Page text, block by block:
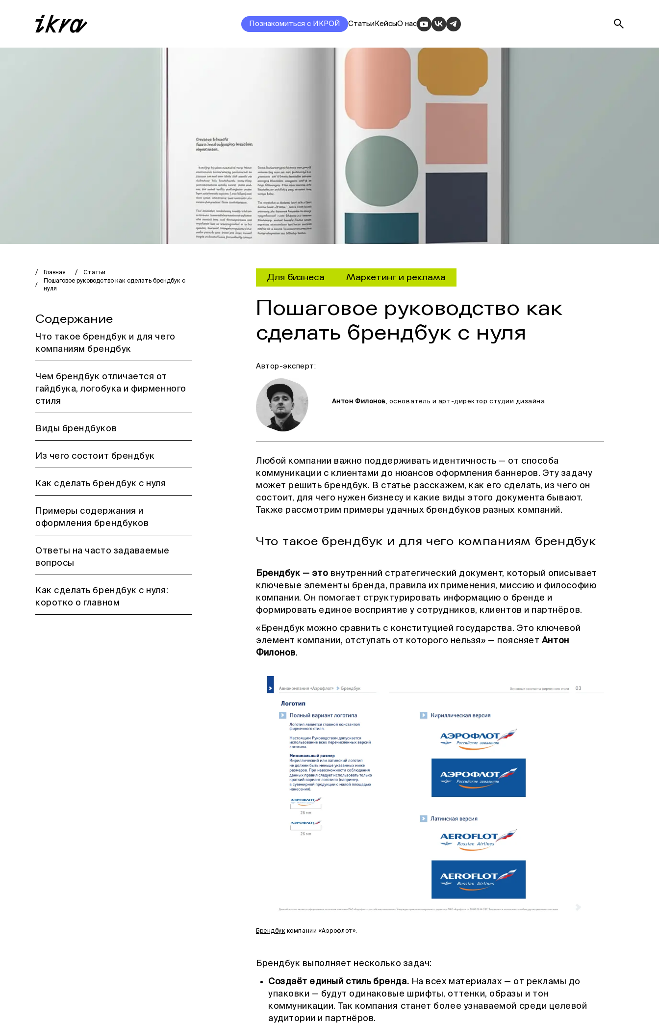
Познакомиться с ИКРОЙ СтатьиКейсыО нас
Главная
Статьи
Пошаговое руководство как сделать брендбук с
нуля
Содержание
Что такое брендбук и для чего
компаниям брендбук
Чем брендбук отличается от
гайдбука, логобука и фирменного
стиля
Виды брендбуков
Из чего состоит брендбук
Как сделать брендбук с нуля
Примеры содержания и
оформления брендбуков
Ответы на часто задаваемые
вопросы
Как сделать брендбук с нуля:
коротко о главном
Для бизнеса Маркетинг и реклама
Пошаговое руководство как
сделать брендбук с нуля
Автор-эксперт:
Антон Филонов, основатель и арт-директор студии дизайна
Любой компании важно поддерживать идентичность — от способа
коммуникации с клиентами до нюансов оформления баннеров. Эту задачу
может решить брендбук. В статье расскажем, как его сделать, из чего он
состоит, для чего нужен бизнесу и какие виды этого документа бывают.
Также рассмотрим примеры удачных брендбуков разных компаний.
Что такое брендбук и для чего компаниям брендбук
Брендбук — это внутренний стратегический документ, который описывает
ключевые элементы бренда, правила их применения, миссию и философию
компании. Он помогает структурировать информацию о бренде и
формировать единое восприятие у сотрудников, клиентов и партнёров.
«Брендбук можно сравнить с конституцией государства. Это ключевой
элемент компании, отступать от которого нельзя» — поясняет Антон
Филонов.
Брендбук компании «Аэрофлот».
Брендбук выполняет несколько задач:
Создаёт единый стиль бренда. На всех материалах — от рекламы до
упаковки — будут одинаковые шрифты, оттенки, образы и тон
коммуникации. Так компания станет более узнаваемой среди целевой
аудитории и партнёров.